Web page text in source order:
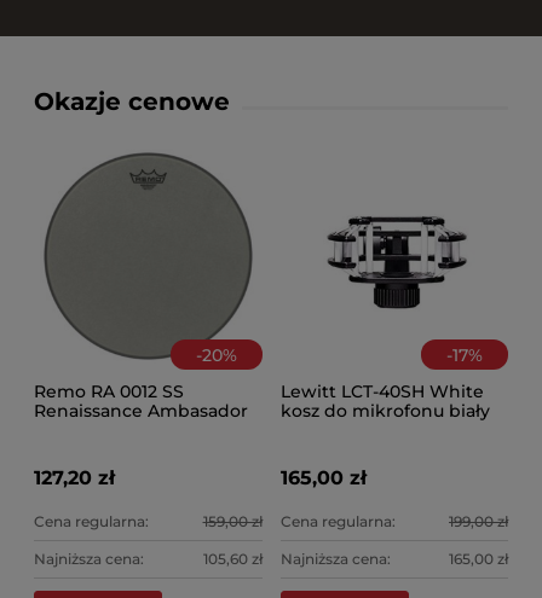
Okazje cenowe
-20%
Remo RA 0012 SS
Renaissance Ambasador
127,20 zł
Cena regularna: 159,00 zł
Najniższa cena: 105,60 zł
-17%
Lewitt LCT-40SH White
kosz do mikrofonu biały
165,00 zł
Cena regularna: 199,00 zł
Najniższa cena: 165,00 zł